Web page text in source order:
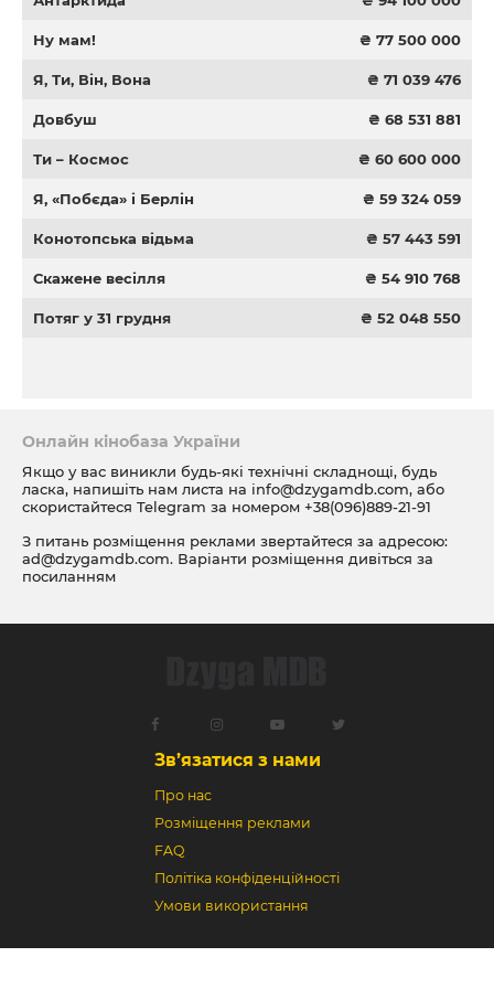
Ну мам! ₴ 77 500 000
Я, Ти, Він, Вона ₴ 71 039 476
Довбуш ₴ 68 531 881
Ти – Космос ₴ 60 600 000
Я, «Побєда» і Берлін ₴ 59 324 059
Конотопська відьма ₴ 57 443 591
Скажене весілля ₴ 54 910 768
Потяг у 31 грудня ₴ 52 048 550
Онлайн кінобаза України
Якщо у вас виникли будь-які технічні складнощі, будь
ласка, напишіть нам листа на info@dzygamdb.com, або
скористайтеся Telegram за номером +38(096)889-21-91
З питань розміщення реклами звертайтеся за адресою:
ad@dzygamdb.com. Варіанти розміщення дивіться за
посиланням
Зв’язатися з нами
Про нас
Розміщення реклами
FAQ
Політіка конфіденційності
Умови використання